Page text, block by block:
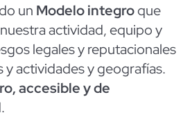
un Modelo integroque
actividad, equipo y
legales y reputacionales
y actividades y geografías.
accesible y de
.